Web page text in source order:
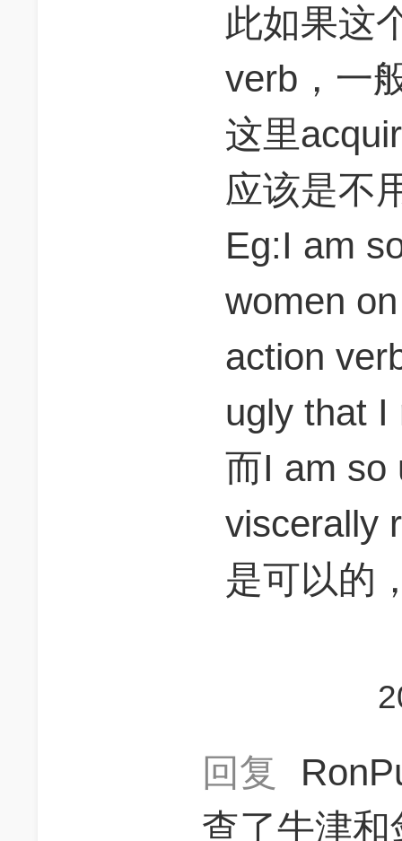
此如果这
verb，一
这里
应该是不
Eg:I am
women
action
ugly that I
而I am so
viscerally
是可以的
回复
查了牛津